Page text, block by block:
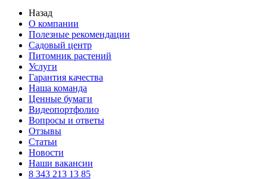
Назад
О компании
Полезные рекомендации
Садовый центр
Питомник растений
Услуги
Гарантия качества
Наша команда
Ценные бумаги
Видеопортфолио
Вопросы и ответы
Отзывы
Статьи
Новости
Наши вакансии
8 343 213 13 85